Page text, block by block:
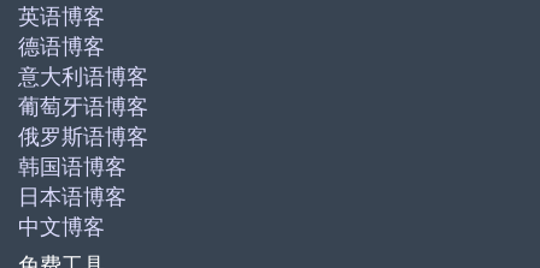
英语博客
德语博客
意大利语博客
葡萄牙语博客
俄罗斯语博客
韩国语博客
日本语博客
中文博客